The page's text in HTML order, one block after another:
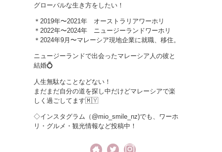
グローバルな生き方をしたい！
＊2019年〜2021年 オーストラリアワーホリ
＊2022年〜2024年 ニュージーランドワーホリ
＊2024年9月〜マレーシア現地企業に就職、移住。
ニュージーランドで出会ったマレーシア人の彼と
結婚💍
人生無駄なことなどない！
まだまだ自分の道を探し中だけどマレーシアで楽
しく過ごしてます🇲🇾
◇インスタグラム（@mio_smile_nz)でも、ワーホ
リ・グルメ・観光情報など投稿中！